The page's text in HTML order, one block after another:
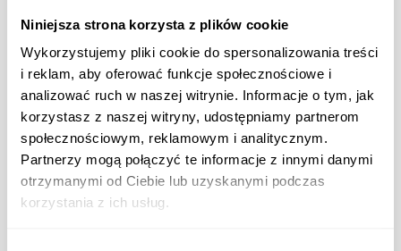
Niniejsza strona korzysta z plików cookie
Wykorzystujemy pliki cookie do spersonalizowania treści
i reklam, aby oferować funkcje społecznościowe i
analizować ruch w naszej witrynie. Informacje o tym, jak
korzystasz z naszej witryny, udostępniamy partnerom
społecznościowym, reklamowym i analitycznym.
Partnerzy mogą połączyć te informacje z innymi danymi
otrzymanymi od Ciebie lub uzyskanymi podczas
korzystania z ich usług.
sobie....